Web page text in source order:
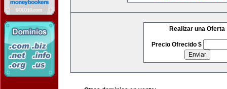
Realizar una Oferta
Precio Ofrecido $